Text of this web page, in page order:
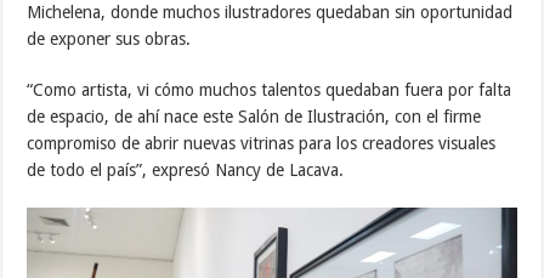
Michelena, donde muchos ilustradores quedaban sin oportunidad
de exponer sus obras.
“Como artista, vi cómo muchos talentos quedaban fuera por falta
de espacio, de ahí nace este Salón de Ilustración, con el firme
compromiso de abrir nuevas vitrinas para los creadores visuales
de todo el país”, expresó Nancy de Lacava.